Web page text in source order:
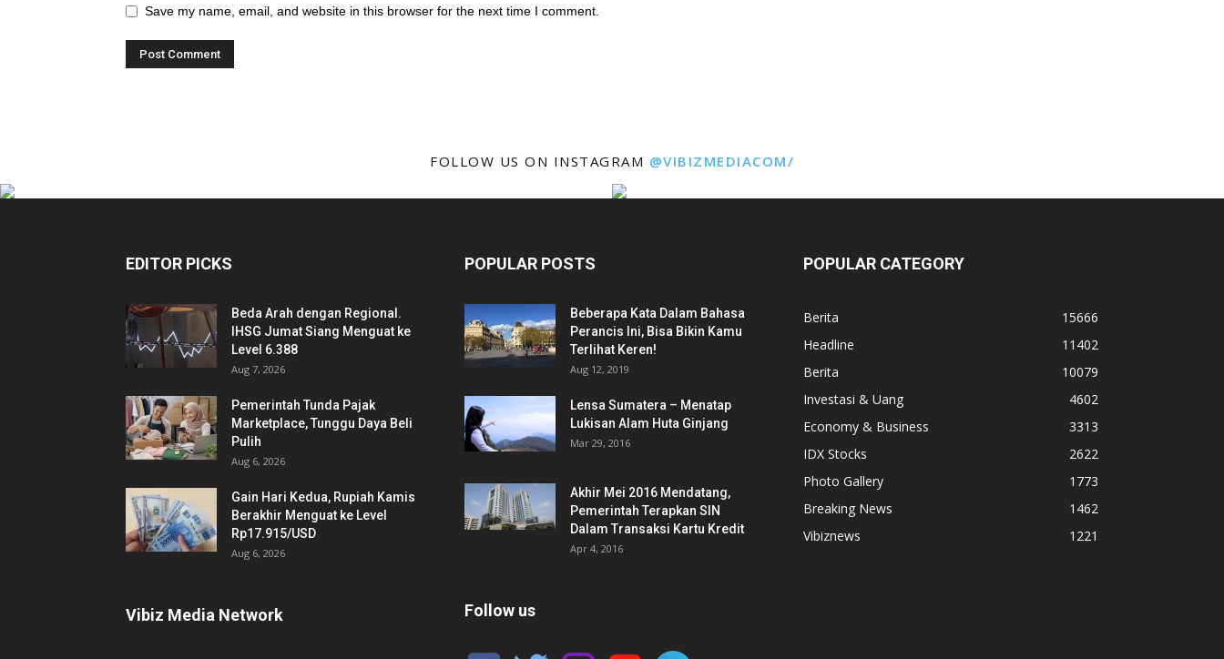
Save my name, email, and website in this browser for the next time I comment.
FOLLOW US ON INSTAGRAM @VIBIZMEDIACOM/
EDITOR PICKS
Beda Arah dengan Regional.
IHSG Jumat Siang Menguat ke
Level 6.388
Aug 7, 2026
Pemerintah Tunda Pajak
Marketplace, Tunggu Daya Beli
Pulih
Aug 6, 2026
Gain Hari Kedua, Rupiah Kamis
Berakhir Menguat ke Level
Rp17.915/USD
Aug 6, 2026
Vibiz Media Network
POPULAR POSTS
Beberapa Kata Dalam Bahasa
Perancis Ini, Bisa Bikin Kamu
Terlihat Keren!
Aug 12, 2019
Lensa Sumatera – Menatap
Lukisan Alam Huta Ginjang
Mar 29, 2016
Akhir Mei 2016 Mendatang,
Pemerintah Terapkan SIN
Dalam Transaksi Kartu Kredit
Apr 4, 2016
Follow us
POPULAR CATEGORY
Berita
15666
Headline
11402
Berita
10079
Investasi & Uang
4602
Economy & Business
3313
IDX Stocks
2622
Photo Gallery
1773
Breaking News
1462
Vibiznews
1221